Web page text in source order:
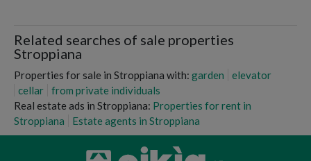
Related searches of sale properties
Stroppiana
Properties for sale in Stroppiana with: garden
elevator
cellar
from private individuals
Real estate ads in Stroppiana: Properties for rent in
Stroppiana
Estate agents in Stroppiana